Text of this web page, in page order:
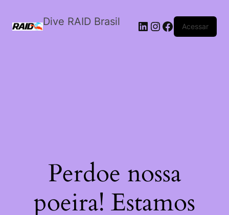
Dive RAID Brasil LinkedIn
Instagram
FacebookAcessar
Perdoe nossa
poeira! Estamos